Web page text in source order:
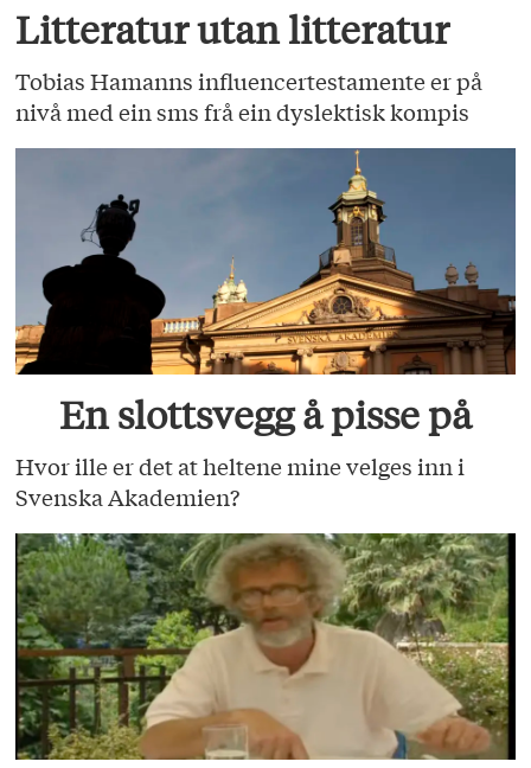
Litteratur utan litteratur
Tobias Hamanns influencertestamente er på
nivå med ein sms frå ein dyslektisk kompis
En slottsvegg å pisse på
Hvor ille er det at heltene mine velges inn i
Svenska Akademien?